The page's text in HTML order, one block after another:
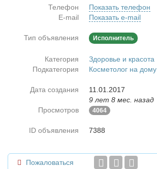
Телефон
Показать телефон
E-mail
Показать e-mail
Тип объявления Исполнитель
Категория
Здоровье и красота
Подкатегория
Косметолог на дому
Дата создания
11.01.2017
9 лет 8 мес. назад
Просмотров
4064
ID объявления 7388
Пожаловаться